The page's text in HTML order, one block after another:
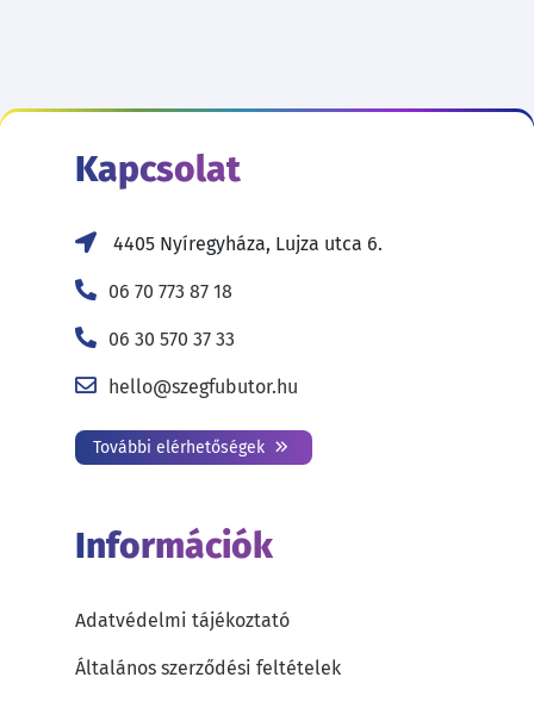
Kapcsolat
4405 Nyíregyháza, Lujza utca 6.
06 70 773 87 18
06 30 570 37 33
hello@szegfubutor.hu
További elérhetőségek
Információk
Adatvédelmi tájékoztató
Általános szerződési feltételek